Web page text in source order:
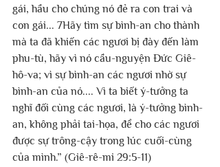
gái, hầu cho chúng nó đẻ ra con trai và
con gái... 7Hãy tìm sự bình-an cho thành
mà ta đã khiến các ngươi bị đày đến làm
phu-tù, hãy vì nó cầu-nguyện Đức Giê-
hô-va; vì sự bình-an các ngươi nhờ sự
bình-an của nó.... Vì ta biết ý-tưởng ta
nghĩ đối cùng các ngươi, là ý-tưởng bình-
an, không phải tai-họa, để cho các ngươi
được sự trông-cậy trong lúc cuối-cùng
của mình.” (Giê-rê-mi 29:5-11)